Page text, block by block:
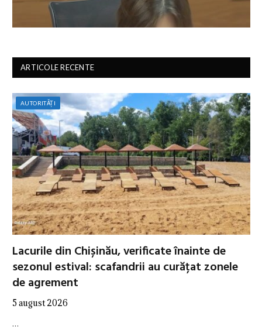
ARTICOLE RECENTE
AUTORITĂȚI
Lacurile din Chișinău, verificate înainte de
sezonul estival: scafandrii au curățat zonele
de agrement
5 august 2026
…